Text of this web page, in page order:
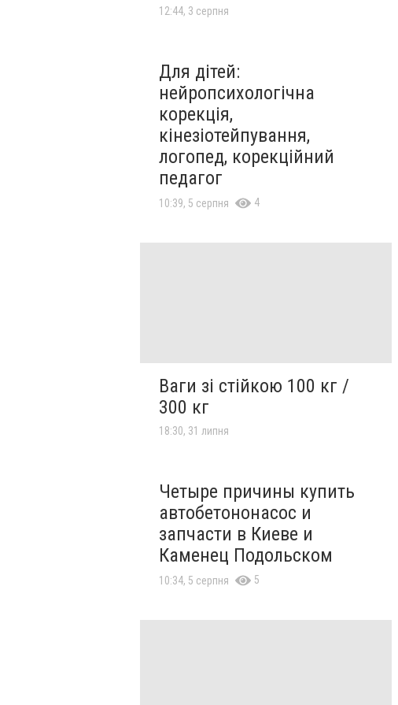
12:44, 3 серпня
Для дітей:
нейропсихологічна
корекція,
кінезіотейпування,
логопед, корекційний
педагог
10:39, 5 серпня 4
Ваги зі стійкою 100 кг /
300 кг
18:30, 31 липня
Четыре причины купить
автобетононасос и
запчасти в Киеве и
Каменец Подольском
10:34, 5 серпня 5